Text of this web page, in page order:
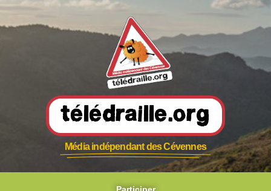
Télédraille.org
Média indépendant des Cévennes